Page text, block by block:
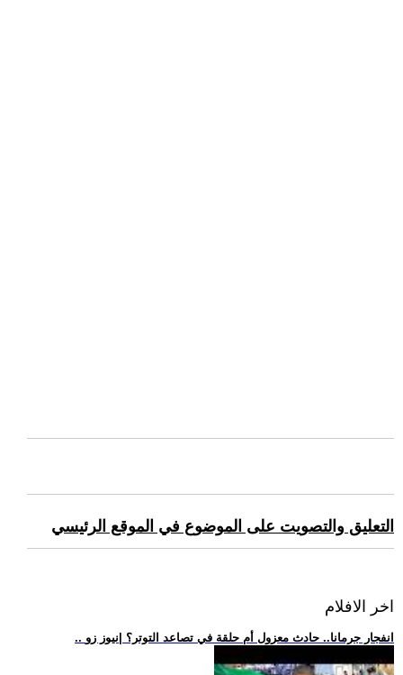
التعليق والتصويت على الموضوع في الموقع الرئيسي
اخر الافلام
.. انفجار جرمانا.. حادث معزول أم حلقة في تصاعد التوتر؟ |نيوز زو